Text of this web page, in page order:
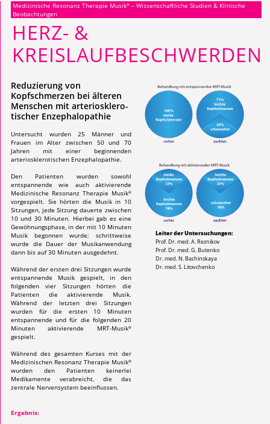
Medizinische Resonanz Therapie Musik®– Wissenschaftliche Studien & Klinische
Beobachtungen
HERZ- &
KREISLAUFBESCHWERDEN
Reduzierung von
Kopfschmerzen bei älteren
Menschen mit ar­te­rio­skle­ro­
ti­scher Enzephalopathie
Untersucht wurden 25 Männer und
Frauen im Alter zwischen 50 und 70
Jahren mit einer beginnenden
arteriosklerotischen Enzephalopathie.
Den Patienten wurden sowohl
entspannende wie auch aktivierende
Medizinische Resonanz Therapie Musik®
vorgespielt. Sie hörten die Musik in 10
Sitzungen, jede Sitzung dauerte zwischen
10 und 30 Minuten. Hierbei gab es eine
Gewöhnungsphase, in der mit 10 Minuten
Musik begonnen wurde; schrittweise
wurde die Dauer der Musikanwendung
dann bis auf 30 Minuten ausgedehnt.
Während der ersten drei Sitzungen wurde
entspannende Musik gespielt, in den
folgenden vier Sitzungen hörten die
Patienten die aktivierende Musik.
Während der letzten drei Sitzungen
wurden für die ersten 10 Minuten
entspannende und für die folgenden 20
Minuten aktivierende MRT-Musik®
gespielt.
Während des gesamten Kurses mit der
Medizinischen Resonanz Therapie Musik®
wurden den Patienten keinerlei
Medikamente verabreicht, die das
zentrale Nervensystem beeinflussen.
Ergebnis:
Leiter der Untersuchungen:
Prof. Dr. med. A. Reznikov
Prof. Dr. med. G. Butenko
Dr. med. N. Bachinskaya
Dr. med. S. Litovchenko